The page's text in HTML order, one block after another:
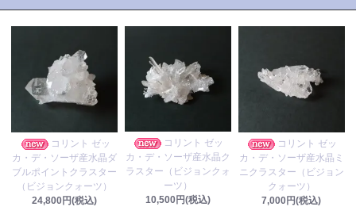
コリント ゼッ
カ・デ・ソーザ産水晶ダ
ブルポイントクラスター
（ビジョンクォーツ）
24,800円(税込)
コリント ゼッ
カ・デ・ソーザ産水晶ク
ラスター（ビジョンクォ
ーツ）
10,500円(税込)
コリント ゼッ
カ・デ・ソーザ産水晶ミ
ニクラスター（ビジョン
クォーツ）
7,000円(税込)